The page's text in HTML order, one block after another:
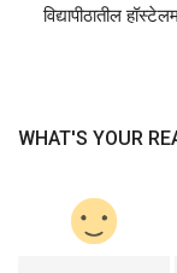
विद्यापीठातील
WHAT'S YOUR